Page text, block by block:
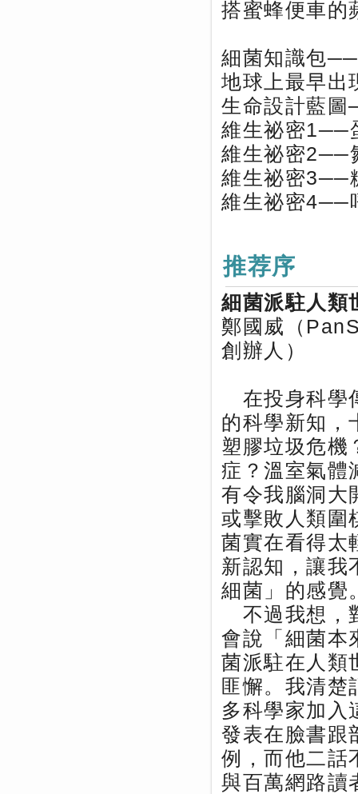
搭蜜蜂便車的
細菌知識包
地球上最早出
生命設計藍
維生祕密1──
維生祕密2──
維生祕密3──
維生祕密4──
推荐序
細菌派駐人類
鄭國威（
創辦人）
在投身科學
的科學新知，
塑膠垃圾危機
症？溫室氣體
有令我腦洞大
或擊敗人類圍
菌實在看得太
新認知，讓我
細菌」的感覺
不過我想，
會說「細菌本
菌派駐在人類
匪懈。我清楚
多科學家加入
發表在臉書跟
例，而他二話
與百萬網路讀